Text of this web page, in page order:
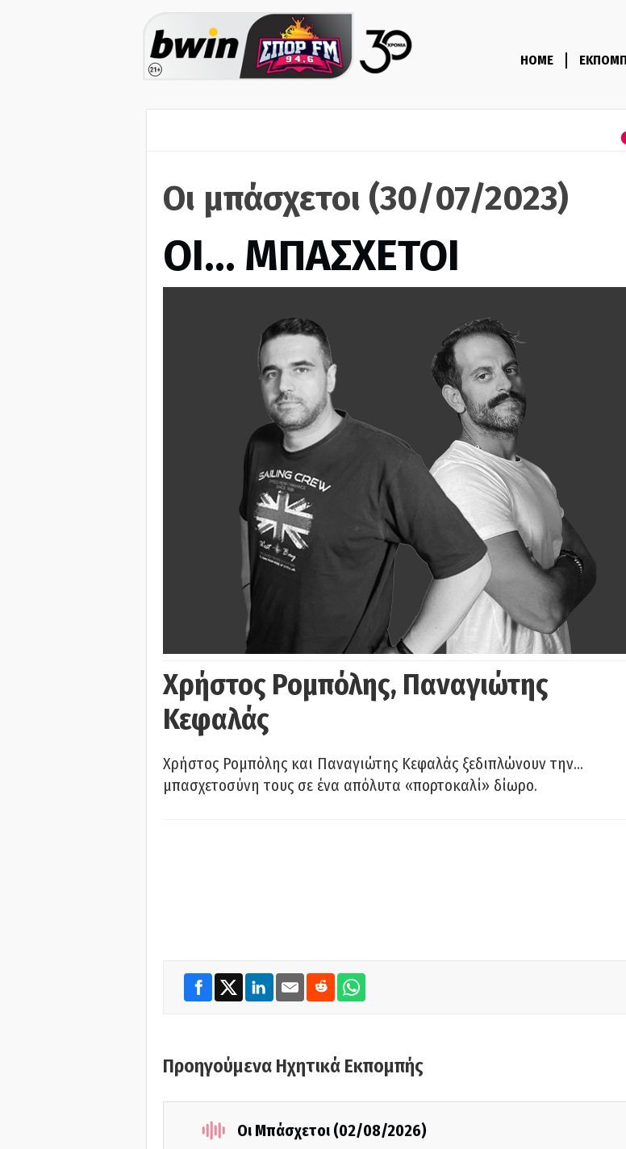
HOME
Οι μπάσχετοι (30/07/2023)
ΟΙ… ΜΠΑΣΧΕΤΟΙ
Χρήστος Ρομπόλης, Παναγιώτης
Κεφαλάς
Χρήστος Ρομπόλης και Παναγιώτης Κεφαλάς ξεδιπλώνουν την…
μπασχετοσύνη τους σε ένα απόλυτα «πορτοκαλί» δίωρο.
Προηγούμενα Ηχητικά Εκπομπής
Οι Μπάσχετοι (02/08/2026)